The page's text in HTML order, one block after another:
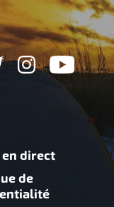
en direct
de